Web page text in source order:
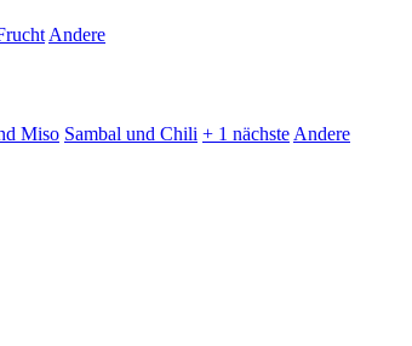
Andere
Miso Sambal und Chili + 1 nächste Andere